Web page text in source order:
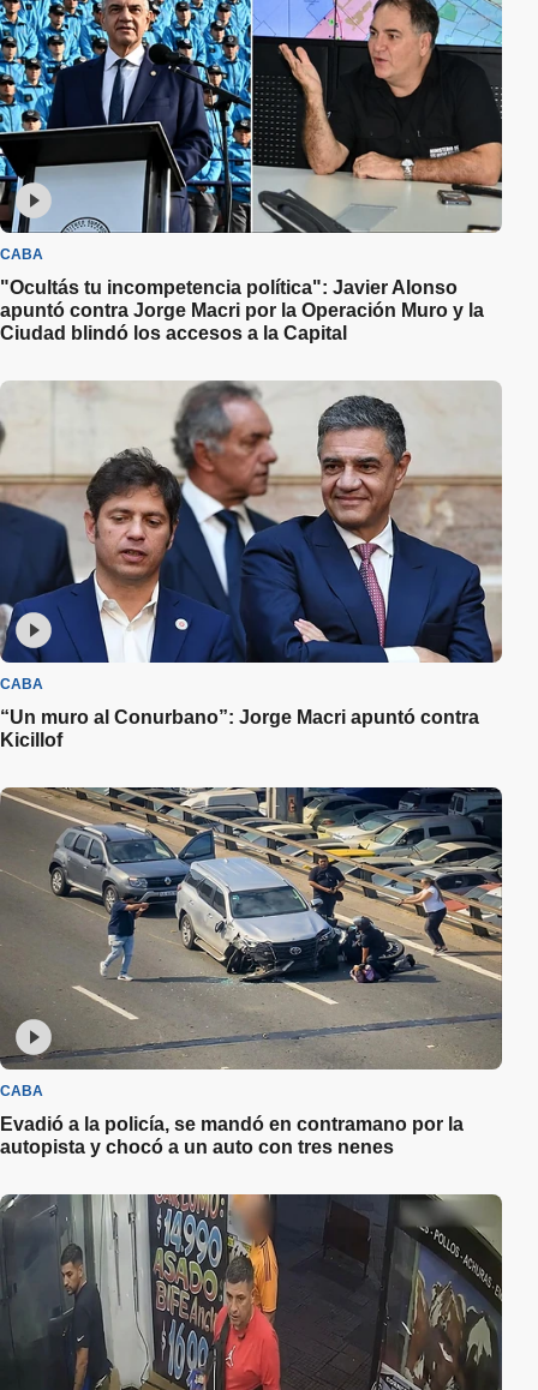
CABA
"Ocultás tu incompetencia política": Javier Alonso
apuntó contra Jorge Macri por la Operación Muro y la
Ciudad blindó los accesos a la Capital
CABA
“Un muro al Conurbano”: Jorge Macri apuntó contra
Kicillof
CABA
Evadió a la policía, se mandó en contramano por la
autopista y chocó a un auto con tres nenes